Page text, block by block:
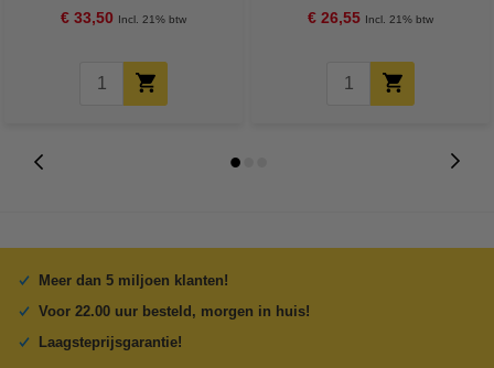
€ 33,50 Incl. 21% btw € 26,55 Incl. 21% btw
Meer dan 5 miljoen klanten!
Voor 22.00 uur besteld, morgen in huis!
Laagsteprijsgarantie!